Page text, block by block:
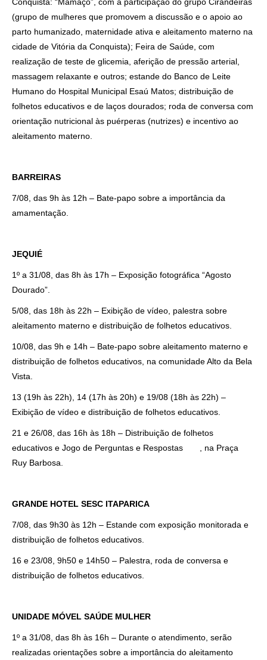
(grupo de mulheres que promovem a discussão e o apoio ao
parto humanizado, maternidade ativa e aleitamento materno na
cidade de Vitória da Conquista); Feira de Saúde, com
realização de teste de glicemia, aferição de pressão arterial,
massagem relaxante e outros; estande do Banco de Leite
Humano do Hospital Municipal Esaú Matos; distribuição de
folhetos educativos e de laços dourados; roda de conversa com
orientação nutricional às puérperas (nutrizes) e incentivo ao
aleitamento materno.
BARREIRAS
7/08, das 9h às 12h – Bate-papo sobre a importância da
amamentação.
JEQUIÉ
1º a 31/08, das 8h às 17h – Exposição fotográfica “Agosto
Dourado”.
5/08, das 18h às 22h – Exibição de vídeo, palestra sobre
aleitamento materno e distribuição de folhetos educativos.
10/08, das 9h e 14h – Bate-papo sobre aleitamento materno e
distribuição de folhetos educativos, na comunidade Alto da Bela
Vista.
13 (19h às 22h), 14 (17h às 20h) e 19/08 (18h às 22h) –
Exibição de vídeo e distribuição de folhetos educativos.
21 e 26/08, das 16h às 18h – Distribuição de folhetos
educativos e Jogo de Perguntas e Respostas , na Praça
Ruy Barbosa.
GRANDE HOTEL SESC ITAPARICA
7/08, das 9h30 às 12h – Estande com exposição monitorada e
distribuição de folhetos educativos.
16 e 23/08, 9h50 e 14h50 – Palestra, roda de conversa e
distribuição de folhetos educativos.
UNIDADE MÓVEL SAÚDE MULHER
1º a 31/08, das 8h às 16h – Durante o atendimento, serão
realizadas orientações sobre a importância do aleitamento